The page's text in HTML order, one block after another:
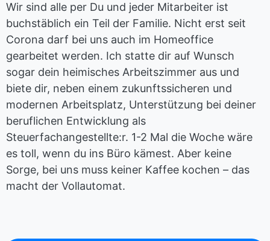
Wir sind alle per Du und jeder Mitarbeiter ist
buchstäblich ein Teil der Familie. Nicht erst seit
Corona darf bei uns auch im Homeoffice
gearbeitet werden. Ich statte dir auf Wunsch
sogar dein heimisches Arbeitszimmer aus und
biete dir, neben einem zukunftssicheren und
modernen Arbeitsplatz, Unterstützung bei deiner
beruflichen Entwicklung als
Steuerfachangestellte:r. 1-2 Mal die Woche wäre
es toll, wenn du ins Büro kämest. Aber keine
Sorge, bei uns muss keiner Kaffee kochen – das
macht der Vollautomat.